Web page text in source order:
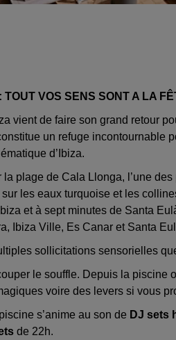
TOUT VOS SENS SONT A LA
vient de faire son grand retour
un refuge incontournable
d’Ibiza.
la plage de Cala Llonga, l’une
les eaux turquoise et les
et à sept minutes de Santa
Ibiza Ville, Es Canar et Santa
sollicitations sensorielles
le souffle. Depuis la piscine
voire des levers si vous
s’anime au son de DJ sets
de 22h.